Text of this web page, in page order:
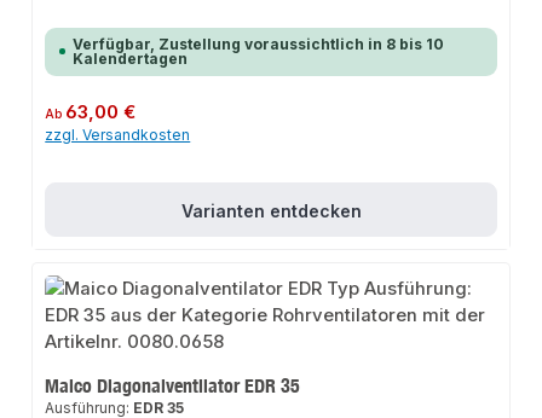
Verfügbar, Zustellung voraussichtlich in 8 bis 10
Kalendertagen
Regulärer Preis:
Ab 63,00 €
zzgl. Versandkosten
Varianten entdecken
Maico Diagonalventilator EDR 35
Ausführung: EDR 35